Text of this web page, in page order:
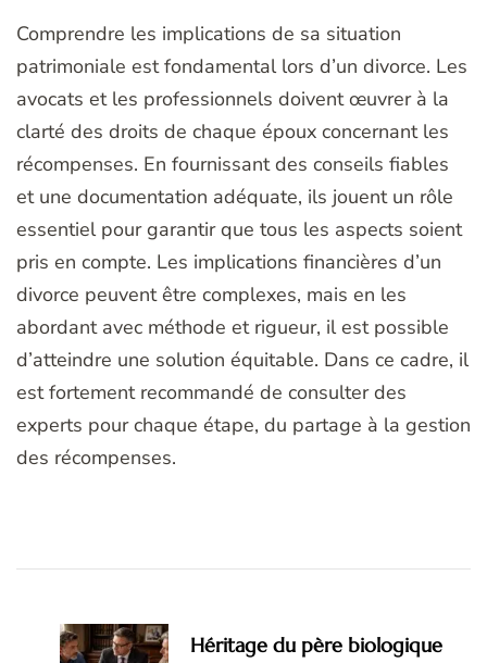
Comprendre les implications de sa situation
patrimoniale est fondamental lors d’un divorce. Les
avocats et les professionnels doivent œuvrer à la
clarté des droits de chaque époux concernant les
récompenses. En fournissant des conseils fiables
et une documentation adéquate, ils jouent un rôle
essentiel pour garantir que tous les aspects soient
pris en compte. Les implications financières d’un
divorce peuvent être complexes, mais en les
abordant avec méthode et rigueur, il est possible
d’atteindre une solution équitable. Dans ce cadre, il
est fortement recommandé de consulter des
experts pour chaque étape, du partage à la gestion
des récompenses.
d'article
Héritage du père biologique